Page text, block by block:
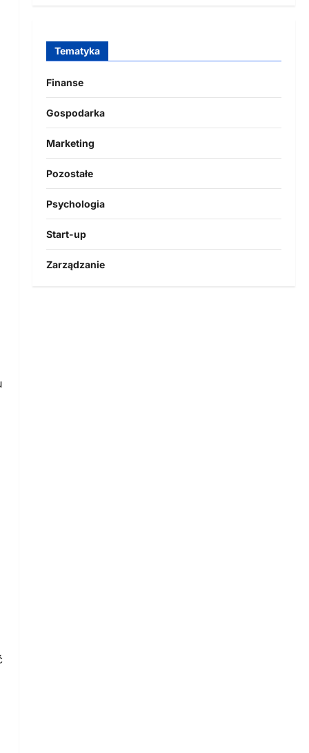
Tematyka
Finanse
Gospodarka
Marketing
Pozostałe
Psychologia
Start-up
Zarządzanie